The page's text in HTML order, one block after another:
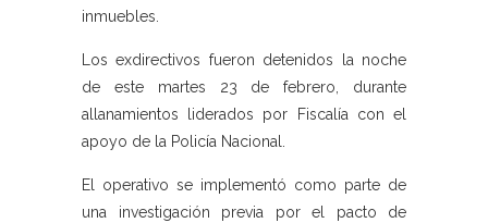
inmuebles.
Los exdirectivos fueron detenidos la noche
de este martes 23 de febrero, durante
allanamientos liderados por Fiscalía con el
apoyo de la Policía Nacional.
El operativo se implementó como parte de
una investigación previa por el pacto de